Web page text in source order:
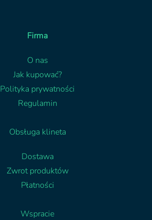
Firma
O nas
Jak kupować?
Polityka prywatności
Regulamin
Obsługa klineta
Dostawa
Zwrot produktów
Płatności
Wspracie